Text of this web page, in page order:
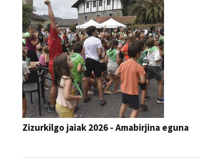
Zizurkilgo jaiak 2026 - Amabirjina eguna